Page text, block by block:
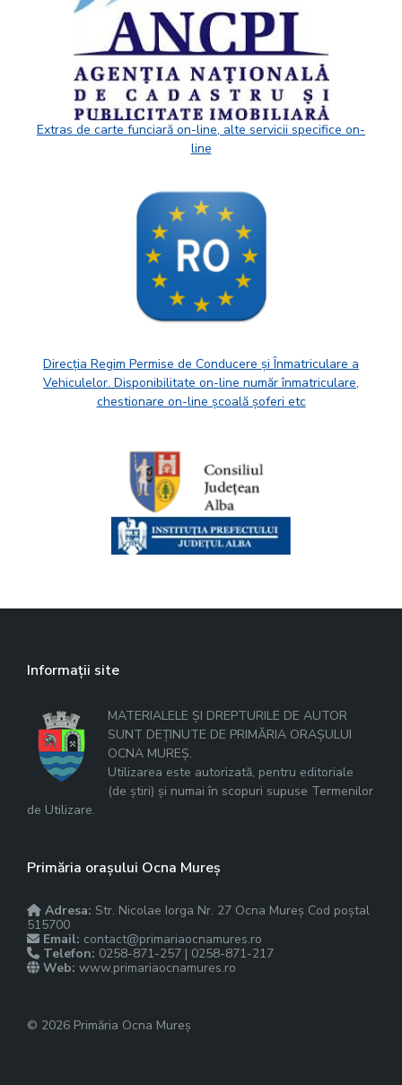
Extras de carte funciară on-line, alte servicii specifice on-
line
Direcția Regim Permise de Conducere și Înmatriculare a
Vehiculelor. Disponibilitate on-line număr înmatriculare,
chestionare on-line școală șoferi etc
Informații site
MATERIALELE ȘI DREPTURILE DE AUTOR
SUNT DEȚINUTE DE PRIMĂRIA ORAȘULUI
OCNA MUREȘ.
Utilizarea este autorizată, pentru editoriale
(de știri) și numai în scopuri supuse Termenilor
de Utilizare.
Primăria orașului Ocna Mureș
Adresa: Str. Nicolae Iorga Nr. 27 Ocna Mureș Cod poștal
515700
Email: contact@primariaocnamures.ro
Telefon: 0258-871-257 | 0258-871-217
Web: www.primariaocnamures.ro
© 2026 Primăria Ocna Mureș